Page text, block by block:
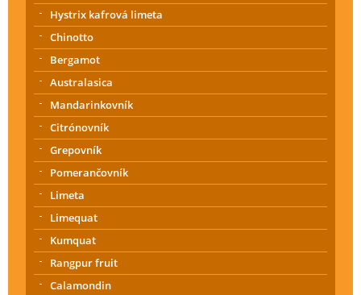
Hystrix kafrová limeta
Chinotto
Bergamot
Australasica
Mandarinkovník
Citrónovník
Grepovník
Pomerančovník
Limeta
Limequat
Kumquat
Rangpur fruit
Calamondin